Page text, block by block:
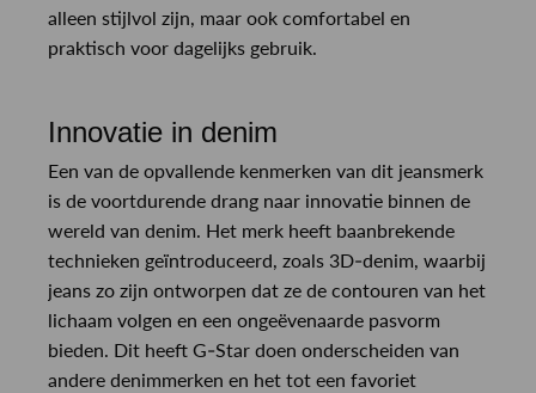
alleen stijlvol zijn, maar ook comfortabel en
praktisch voor dagelijks gebruik.
Innovatie in denim
Een van de opvallende kenmerken van dit jeansmerk
is de voortdurende drang naar innovatie binnen de
wereld van denim. Het merk heeft baanbrekende
technieken geïntroduceerd, zoals 3D-denim, waarbij
jeans zo zijn ontworpen dat ze de contouren van het
lichaam volgen en een ongeëvenaarde pasvorm
bieden. Dit heeft G-Star doen onderscheiden van
andere denimmerken en het tot een favoriet